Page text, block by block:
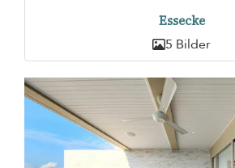
Essecke
5 Bilder